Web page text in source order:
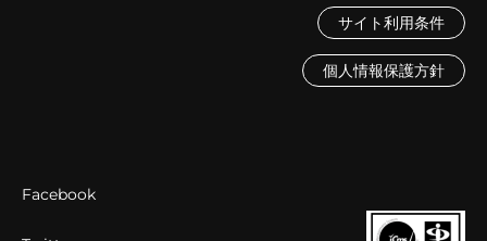
サイト利用条件
個人情報保護方針
Facebook